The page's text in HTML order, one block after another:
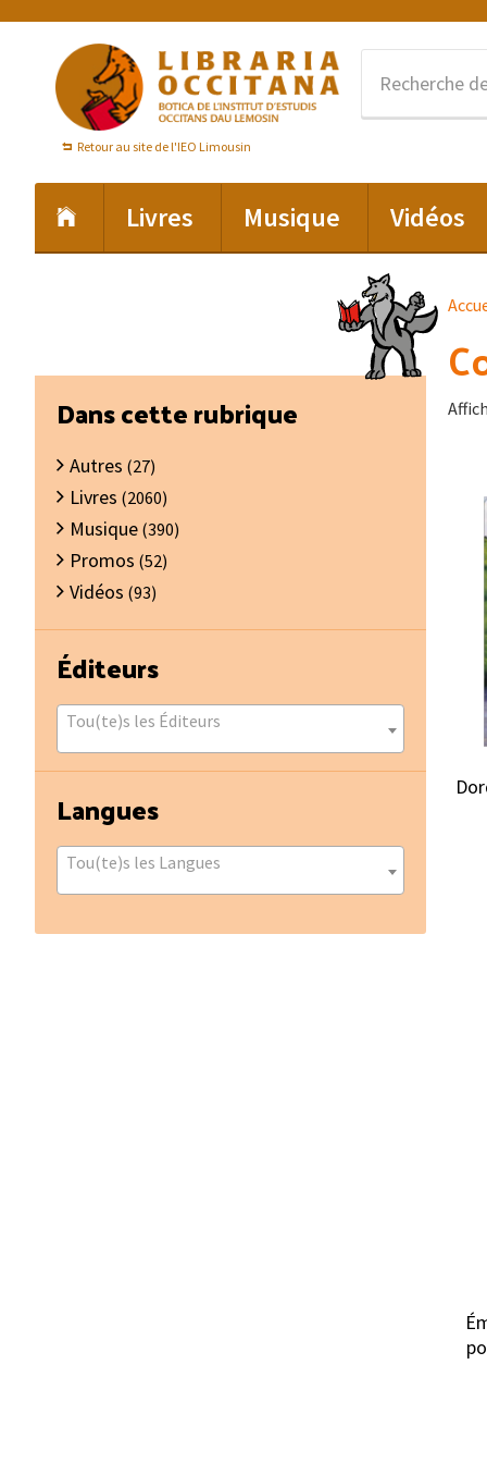
navigation
principale
contenu
principal
Retour au site de l'IEO Limousin
Livres Musique Vidéos
Barre
latérale
principale
Dans cette rubrique
Autres (27)
Livres (2060)
Musique (390)
Promos (52)
Vidéos (93)
Éditeurs
Tou(te)s les Éditeurs
Langues
Tou(te)s les Langues